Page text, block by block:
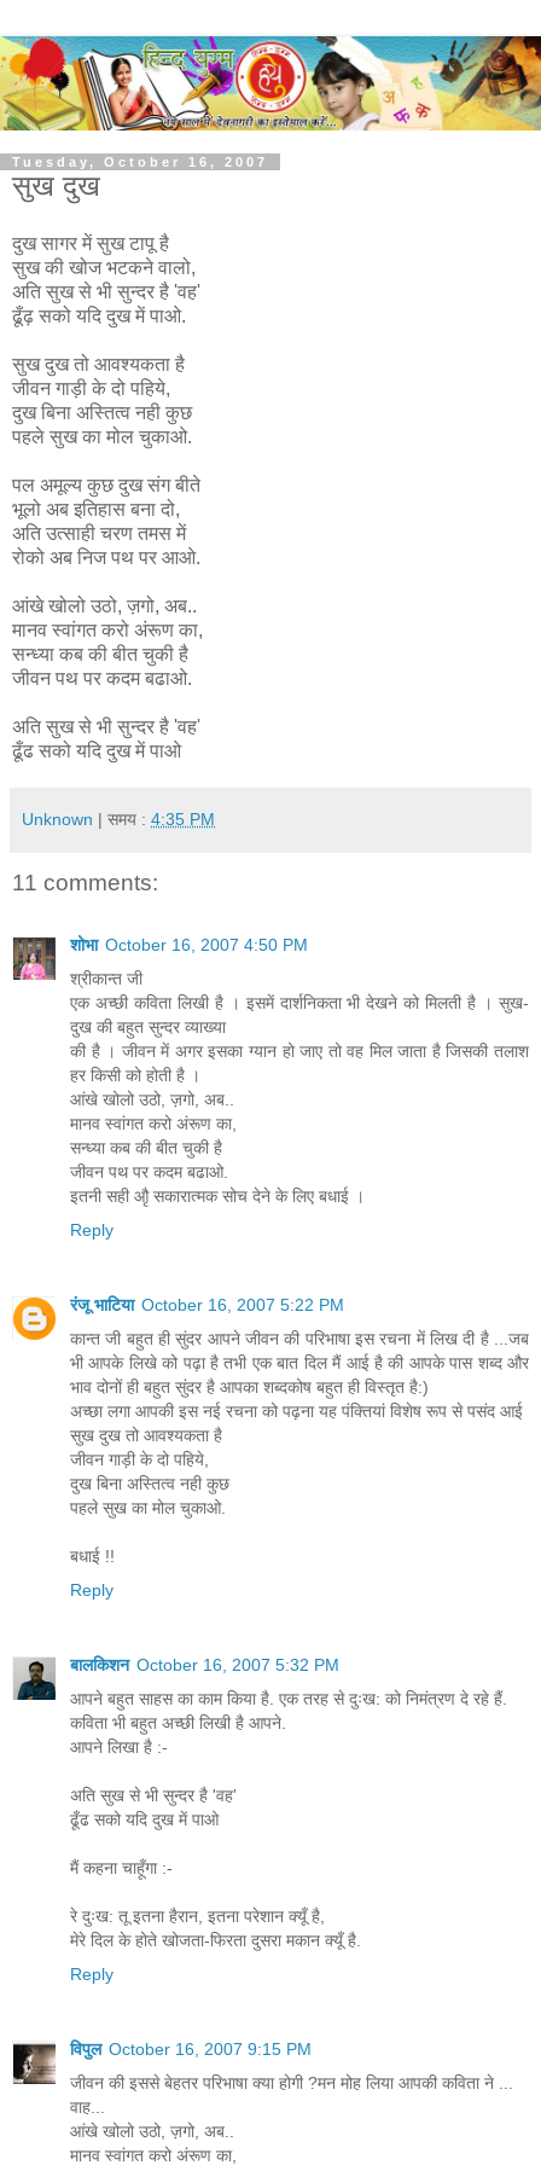
Tuesday, October 16, 2007
सुख दुख
दुख सागर में सुख टापू है
सुख की खोज भटकने वालो,
अति सुख से भी सुन्दर है 'वह'
ढूँढ़ सको यदि दुख में पाओ.
सुख दुख तो आवश्यकता है
जीवन गाड़ी के दो पहिये,
दुख बिना अस्तित्व नही कुछ
पहले सुख का मोल चुकाओ.
पल अमूल्य कुछ दुख संग बीते
भूलो अब इतिहास बना दो,
अति उत्साही चरण तमस में
रोको अब निज पथ पर आओ.
आंखे खोलो उठो, ज़गो, अब..
मानव स्वांगत करो अंरूण का,
सन्ध्या कब की बीत चुकी है
जीवन पथ पर कदम बढाओ.
अति सुख से भी सुन्दर है 'वह'
ढूँढ सको यदि दुख में पाओ
Unknown | समय : 4:35 PM
11 comments:
शोभा October 16, 2007 4:50 PM
श्रीकान्त जी
एक अच्छी कविता लिखी है । इसमें दार्शनिकता भी देखने को मिलती है । सुख-
दुख की बहुत सुन्दर व्याख्या
की है । जीवन में अगर इसका ग्यान हो जाए तो वह मिल जाता है जिसकी तलाश
हर किसी को होती है ।
आंखे खोलो उठो, ज़गो, अब..
मानव स्वांगत करो अंरूण का,
सन्ध्या कब की बीत चुकी है
जीवन पथ पर कदम बढाओ.
इतनी सही औृ सकारात्मक सोच देने के लिए बधाई ।
Reply
रंजू भाटिया October 16, 2007 5:22 PM
कान्त जी बहुत ही सुंदर आपने जीवन की परिभाषा इस रचना में लिख दी है ...जब
भी आपके लिखे को पढ़ा है तभी एक बात दिल मैं आई है की आपके पास शब्द और
भाव दोनों ही बहुत सुंदर है आपका शब्दकोष बहुत ही विस्तृत है:)
अच्छा लगा आपकी इस नई रचना को पढ़ना यह पंक्तियां विशेष रूप से पसंद आई
सुख दुख तो आवश्यकता है
जीवन गाड़ी के दो पहिये,
दुख बिना अस्तित्व नही कुछ
पहले सुख का मोल चुकाओ.
बधाई !!
Reply
बालकिशन October 16, 2007 5:32 PM
आपने बहुत साहस का काम किया है. एक तरह से दुःख: को निमंत्रण दे रहे हैं.
कविता भी बहुत अच्छी लिखी है आपने.
आपने लिखा है :-
अति सुख से भी सुन्दर है 'वह'
ढूँढ सको यदि दुख में पाओ
मैं कहना चाहूँगा :-
रे दुःख: तू इतना हैरान, इतना परेशान क्यूँ है,
मेरे दिल के होते खोजता-फिरता दुसरा मकान क्यूँ है.
Reply
विपुल October 16, 2007 9:15 PM
जीवन की इससे बेहतर परिभाषा क्या होगी ?मन मोह लिया आपकी कविता ने ...
वाह...
आंखे खोलो उठो, ज़गो, अब..
मानव स्वांगत करो अंरूण का,